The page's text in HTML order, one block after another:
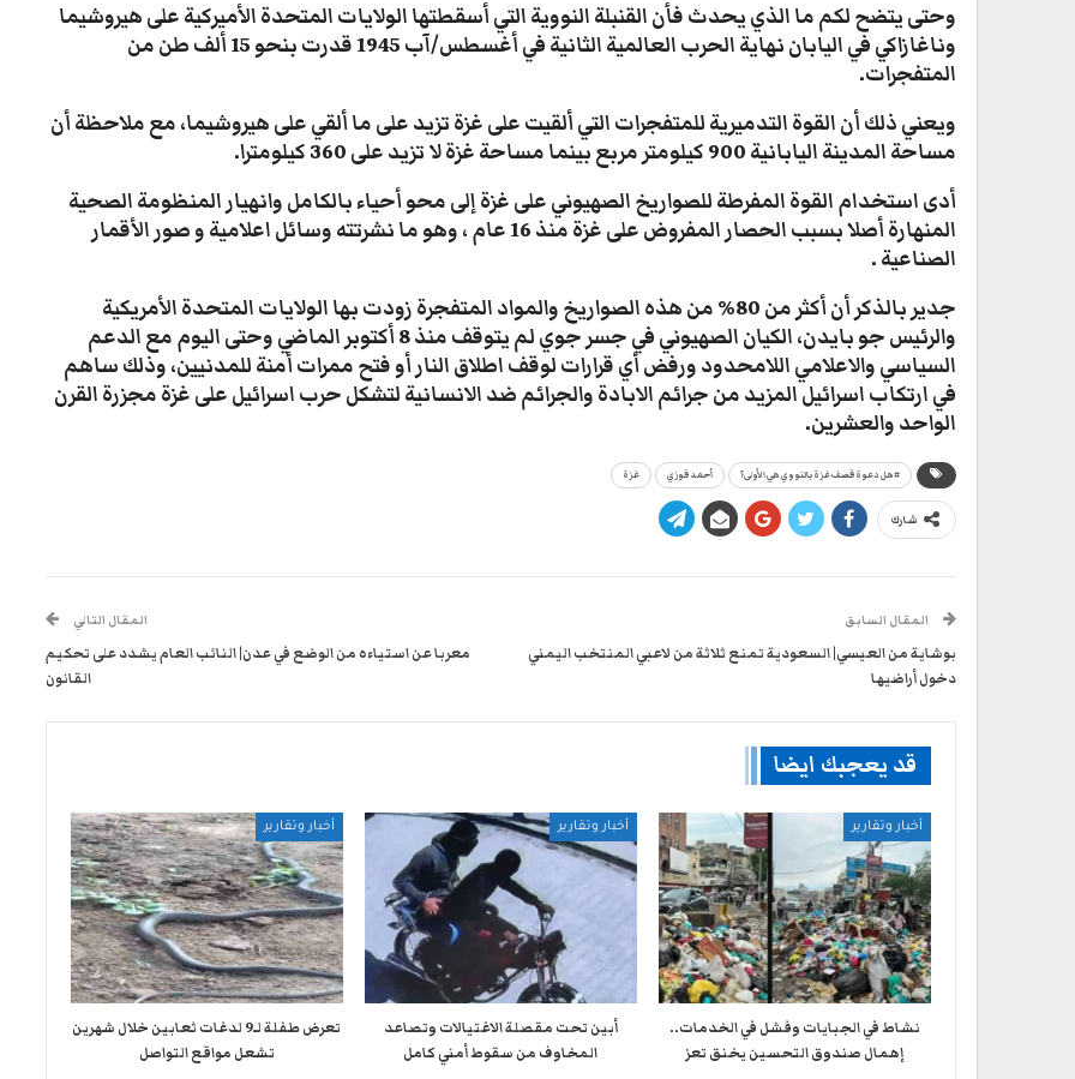
وحتى يتضح لكم ما الذي يحدث فأن القنبلة النووية التي أسقطتها الولايات المتحدة الأميركية على هيروشيما
وناغازاكي في اليابان نهاية الحرب العالمية الثانية في أغسطس/آب 1945 قدرت بنحو 15 ألف طن من
المتفجرات.
ويعني ذلك أن القوة التدميرية للمتفجرات التي ألقيت على غزة تزيد على ما ألقي على هيروشيما، مع ملاحظة أن
مساحة المدينة اليابانية 900 كيلومتر مربع بينما مساحة غزة لا تزيد على 360 كيلومترا
.
أدى استخدام القوة المفرطة للصواريخ الصهيوني على غزة إلى محو أحياء بالكامل وانهيار المنظومة الصحية
المنهارة أصلا بسبب الحصار المفروض على غزة منذ 16 عام ، وهو ما نشرتته وسائل اعلامية و صور الأقمار
الصناعية.
جدير بالذكر أن أكثر من 80% من هذه الصواريخ والمواد المتفجرة زودت بها الولايات المتحدة الأمريكية
والرئيس جو بايدن، الكيان الصهيوني في جسر جوي لم يتوقف منذ 8 أكتوبر الماضي وحتى اليوم مع الدعم
السياسي والاعلامي اللامحدود ورفض أي قرارات لوقف اطلاق النار أو فتح ممرات أمنة للمدنيين، وذلك ساهم
في ارتكاب اسرائيل المزيد من جرائم الابادة والجرائم ضد الانسانية لتشكل حرب اسرائيل على غزة مجزرة القرن
الواحد والعشرين.
#هل دعوة قصف غزة بالنووي هي الأولى؟ أحمد فوزي غزة
شارك
المقال السابق
بوشاية من العيسي| السعودية تمنع ثلاثة من لاعبي المنتخب اليمني
دخول أراضيها
المقال التالي
معربا عن استياءه من الوضع في عدن| النائب العام يشدد على تحكيم
القانون
قد يعجبك ايضا
أخبار وتقارير
نشاط في الجبايات وفشل في الخدمات..
إهمال صندوق التحسين يخنق تعز
أخبار وتقارير
أبين تحت مقصلة الاغتيالات وتصاعد
المخاوف من سقوط أمني كامل
أخبار وتقارير
تعرض طفلة لـ9 لدغات ثعابين خلال شهرين
تشعل مواقع التواصل